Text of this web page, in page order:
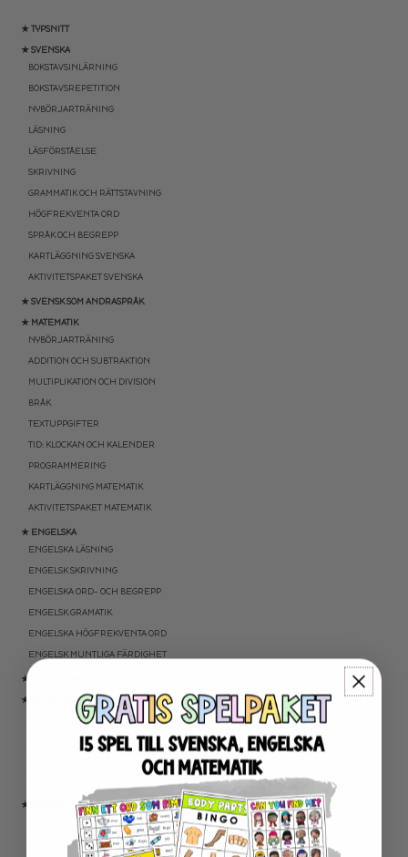
★ TYPSNITT
★ SVENSKA
BOKSTAVSINLÄRNING
BOKSTAVSREPETITION
NYBÖRJARTRÄNING
LÄSNING
LÄSFÖRSTÅELSE
SKRIVNING
GRAMMATIK OCH RÄTTSTAVNING
HÖGFREKVENTA ORD
SPRÅK OCH BEGREPP
KARTLÄGGNING SVENSKA
AKTIVITETSPAKET SVENSKA
★ SVENSK SOM ANDRASPRÅK
★ MATEMATIK
NYBÖRJARTRÄNING
ADDITION OCH SUBTRAKTION
MULTIPLIKATION OCH DIVISION
BRÅK
TEXTUPPGIFTER
TID: KLOCKAN OCH KALENDER
PROGRAMMERING
KARTLÄGGNING MATEMATIK
AKTIVITETSPAKET MATEMATIK
★ ENGELSKA
ENGELSKA LÄSNING
ENGELSK SKRIVNING
ENGELSKA ORD- OCH BEGREPP
ENGELSK GRAMATIK
ENGELSKA HÖGFREKVENTA ORD
ENGELSK MUNTLIGA FÄRDIGHET
★ UTOMHUSPEDAGOGIK
★ ANDRA ÄMNEN
SOCIALA FÄRDIGHETER
SAMHÄLLSKUNSKAP
★ SERIER
ESCAPE ROOMS
UPPGIFTSKORT SVENSKA